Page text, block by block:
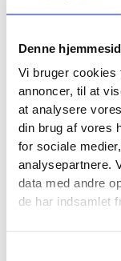
Denne
Vi bruger cookies
annoncer, til at
at analysere
din brug af vores
for sociale
analysepartnere.
data med andre
de har indsamlet
tilbyde
plejehjem,
Dine kalkfrie fordele